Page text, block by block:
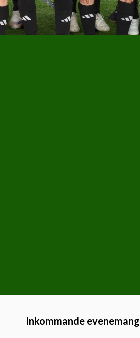
Inkommande evenemang